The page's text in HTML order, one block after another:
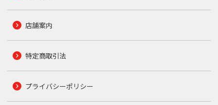
店舗案内
特定商取引法
プライバシーポリシー